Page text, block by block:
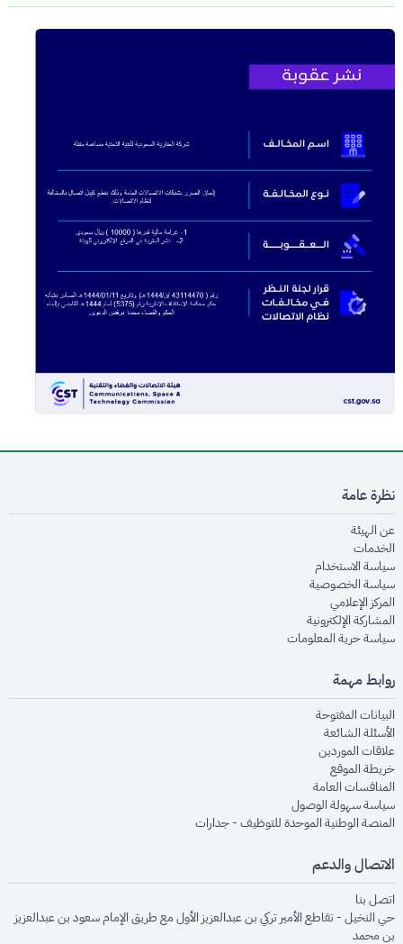
نظرة عامة
عن الهيئةopens in new window
الخدماتopens in new window
سياسة الاستخدام
سياسة الخصوصيةopens in new window
المركز الإعلاميopens in new window
المشاركة الإلكترونيةopens in new window
سياسة حرية المعلوماتopens in new window
روابط مهمة
البيانات المفتوحةopens in new window
الأسئلة الشائعةopens in new window
علاقات الموردينopens in new window
خريطة الموقعopens in new window
المنافسات العامةopens in new window
سياسة سهولة الوصولopens in new window
المنصة الوطنية الموحدة للتوظيف - جداراتopens in new window
الاتصال والدعم
اتصل بنا
حي النخيل - تقاطع الأمير تركي بن عبدالعزيز الأول مع طريق الإمام سعود بن عبدالعزيز
بن محمد